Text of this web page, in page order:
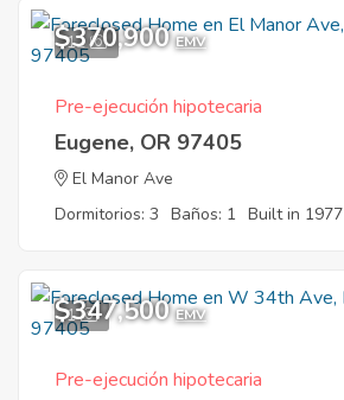
12
$370,900 EMV
Pre-ejecución hipotecaria
Eugene, OR 97405
El Manor Ave
Dormitorios: 3 Baños: 1 Built in 1977
1
$347,500 EMV
Pre-ejecución hipotecaria